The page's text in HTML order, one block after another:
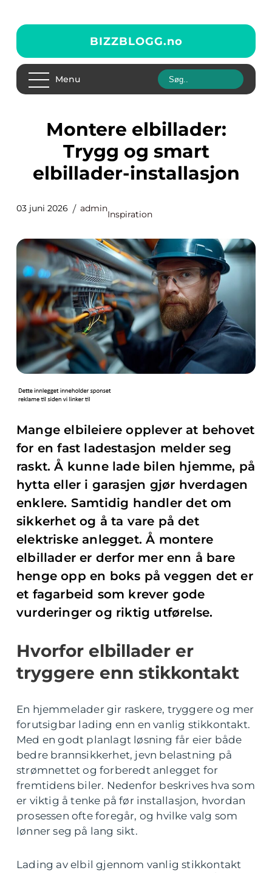
BIZZBLOGG.no
Menu
Montere elbillader:
Trygg og smart
elbillader-installasjon
03 juni 2026 admin
Inspiration
Mange elbileiere opplever at behovet
for en fast ladestasjon melder seg
raskt. Å kunne lade bilen hjemme, på
hytta eller i garasjen gjør hverdagen
enklere. Samtidig handler det om
sikkerhet og å ta vare på det
elektriske anlegget. Å montere
elbillader er derfor mer enn å bare
henge opp en boks på veggen det er
et fagarbeid som krever gode
vurderinger og riktig utførelse.
Hvorfor elbillader er
tryggere enn stikkontakt
En hjemmelader gir raskere, tryggere og mer
forutsigbar lading enn en vanlig stikkontakt.
Med en godt planlagt løsning får eier både
bedre brannsikkerhet, jevn belastning på
strømnettet og forberedt anlegget for
fremtidens biler. Nedenfor beskrives hva som
er viktig å tenke på før installasjon, hvordan
prosessen ofte foregår, og hvilke valg som
lønner seg på lang sikt.
Lading av elbil gjennom vanlig stikkontakt